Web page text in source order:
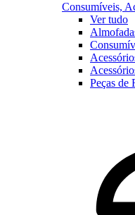
Consumíveis,
Ver tudo
Peças de